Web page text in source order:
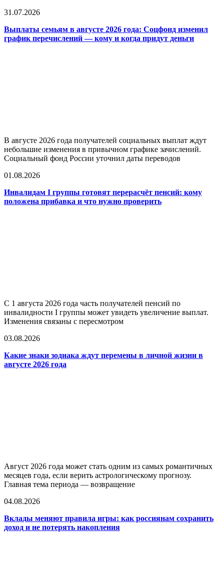
31.07.2026
Выплаты семьям в августе 2026 года: Соцфонд изменил
график перечислений — кому и когда придут деньги
В августе 2026 года получателей социальных выплат ждут
небольшие изменения в привычном графике зачислений.
Социальный фонд России уточнил даты переводов
01.08.2026
Инвалидам I группы готовят перерасчёт пенсий: кому
положена прибавка и что нужно проверить
С 1 августа 2026 года часть получателей пенсий по
инвалидности I группы может увидеть увеличение выплат.
Изменения связаны с пересмотром
03.08.2026
Какие знаки зодиака ждут перемены в личной жизни в
августе 2026 года
Август 2026 года может стать одним из самых романтичных
месяцев года, если верить астрологическому прогнозу.
Главная тема периода — возвращение
04.08.2026
Вклады меняют правила игры: как россиянам сохранить
доход и не потерять накопления